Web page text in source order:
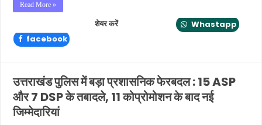
Read More »
शेयर करें
Whastapp
facebook
उत्तराखंड पुलिस में बड़ा प्रशासनिक फेरबदल : 15 ASP
और 7 DSP के तबादले, 11 कोप्रोमोशन के बाद नई
जिम्मेदारियां